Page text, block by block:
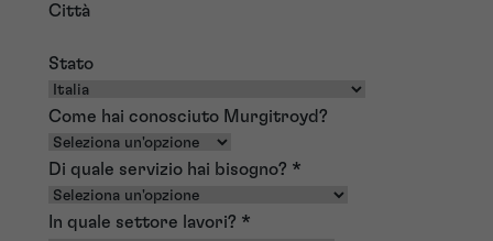
Città
Stato
Come hai conosciuto Murgitroyd?
Di quale servizio hai bisogno? *
In quale settore lavori? *